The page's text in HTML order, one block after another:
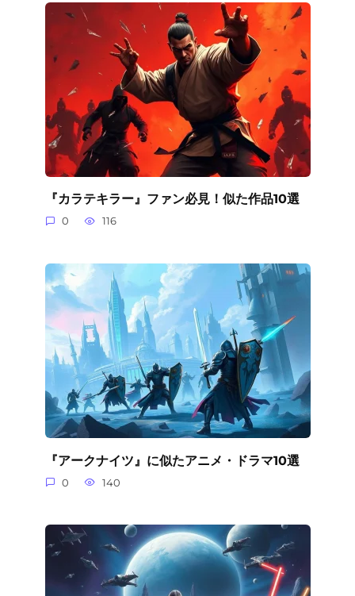
『カラテキラー』ファン必見！似た作品10選
0 116
『アークナイツ』に似たアニメ・ドラマ10選
0 140